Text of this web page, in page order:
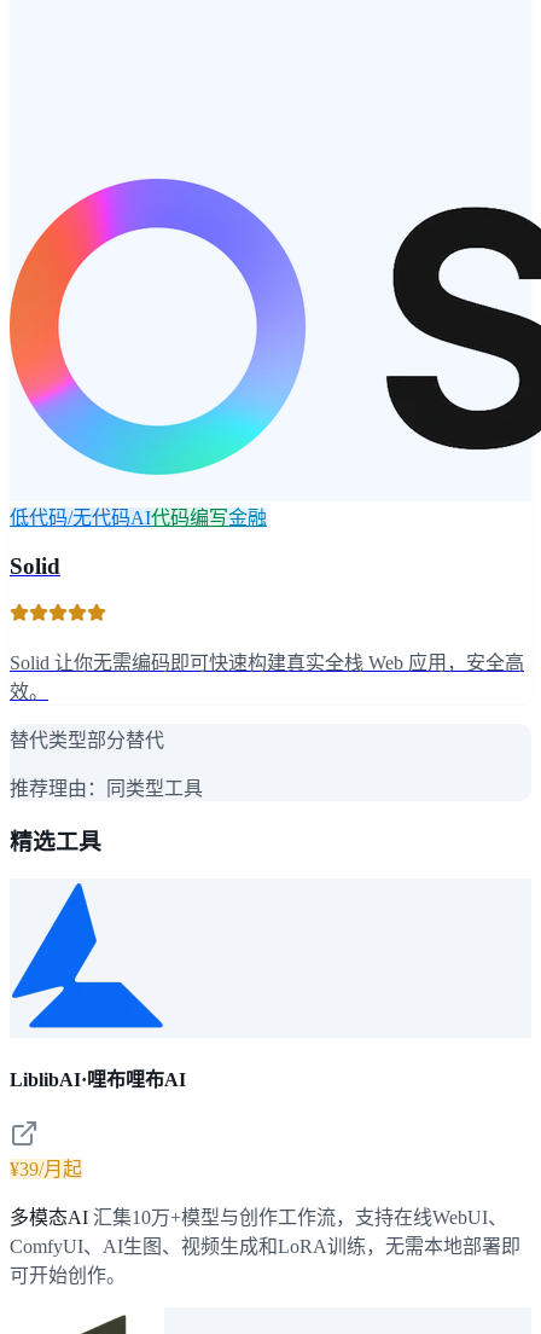
低代码/无代码AI代码编写金融
Solid
Solid 让你无需编码即可快速构建真实全栈 Web 应用，安全高
效。
替代类型部分替代
推荐理由： 同类型工具
精选工具
LiblibAI·哩布哩布AI
¥39/月起
多模态AI 汇集10万+模型与创作工作流，支持在线WebUI、
ComfyUI、AI生图、视频生成和LoRA训练，无需本地部署即
可开始创作。